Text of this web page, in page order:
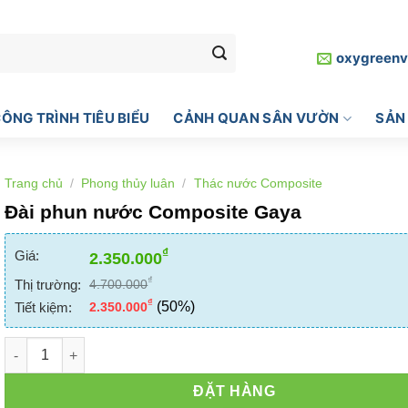
TRÌNH TIÊU BIỂU CẢNH QUAN SÂN VƯỜN
Trang chủ / Phong thủy luân / Thác nước Composite
Đài phun nước Composite Gaya
Giá: 2.350.000₫
Thị trường: 4.700.000₫
Tiết kiệm: 2.350.000₫ (50%)
Đài phun nước Composite Gaya số lượng
ĐẶT HÀNG